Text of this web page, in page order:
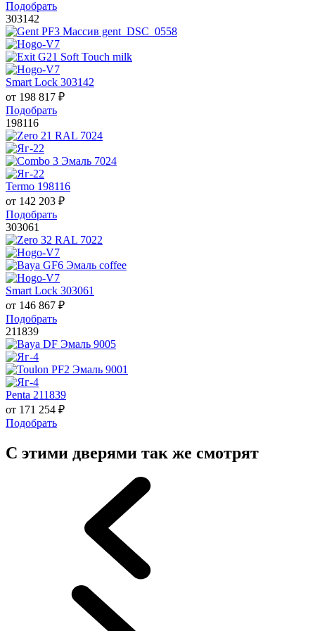
Подобрать
303142
Smart Lock 303142
от 198 817 ₽
Подобрать
198116
Termo 198116
от 142 203 ₽
Подобрать
303061
Smart Lock 303061
от 146 867 ₽
Подобрать
211839
Penta 211839
от 171 254 ₽
Подобрать
С этими дверями так же смотрят